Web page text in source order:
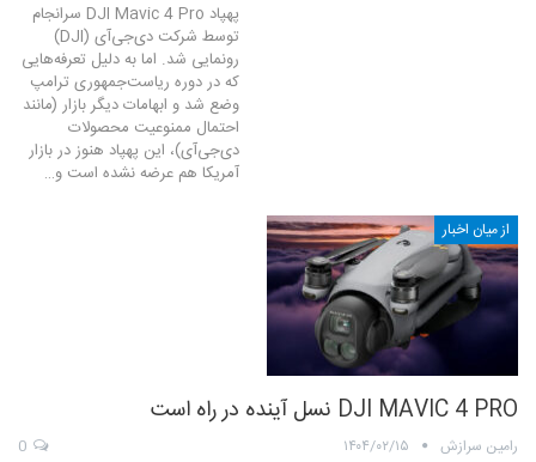
پهپاد DJI Mavic 4 Pro سرانجام
توسط شرکت دی‌جی‌آی (DJI)
رونمایی شد. اما به دلیل تعرفه‌هایی
که در دوره ریاست‌جمهوری ترامپ
وضع شد و ابهامات دیگر بازار (مانند
احتمال ممنوعیت محصولات
دی‌جی‌آی)، این پهپاد هنوز در بازار
آمریکا هم عرضه نشده است و…
از میان اخبار
DJI MAVIC 4 PRO نسل آینده در راه است
رامین سرازش ۱۴۰۴/۰۲/۱۵